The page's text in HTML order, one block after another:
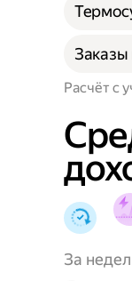
Расчёт с
За